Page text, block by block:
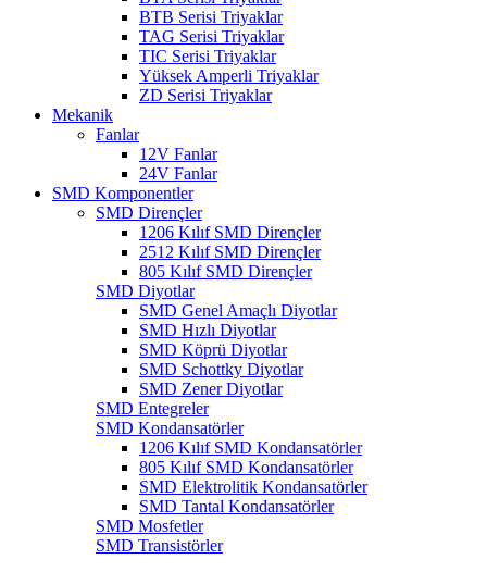
BTB Serisi Triyaklar
TAG Serisi Triyaklar
TIC Serisi Triyaklar
Yüksek Amperli Triyaklar
ZD Serisi Triyaklar
Mekanik
Fanlar
12V Fanlar
24V Fanlar
SMD Komponentler
SMD Dirençler
1206 Kılıf SMD Dirençler
2512 Kılıf SMD Dirençler
805 Kılıf SMD Dirençler
SMD Diyotlar
SMD Genel Amaçlı Diyotlar
SMD Hızlı Diyotlar
SMD Köprü Diyotlar
SMD Schottky Diyotlar
SMD Zener Diyotlar
SMD Entegreler
SMD Kondansatörler
1206 Kılıf SMD Kondansatörler
805 Kılıf SMD Kondansatörler
SMD Elektrolitik Kondansatörler
SMD Tantal Kondansatörler
SMD Mosfetler
SMD Transistörler